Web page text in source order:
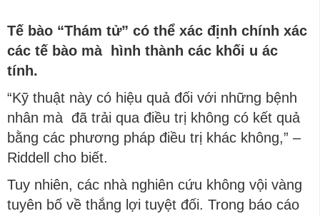
Tế bào “Thám tử” có thể xác định chính xác
các tế bào mà hình thành các khối u ác
tính.
“Kỹ thuật này có hiệu quả đối với những bệnh
nhân mà đã trải qua điều trị không có kết quả
bằng các phương pháp điều trị khác không,” –
Riddell cho biết.
Tuy nhiên, các nhà nghiên cứu không vội vàng
tuyên bố về thắng lợi tuyệt đối. Trong báo cáo